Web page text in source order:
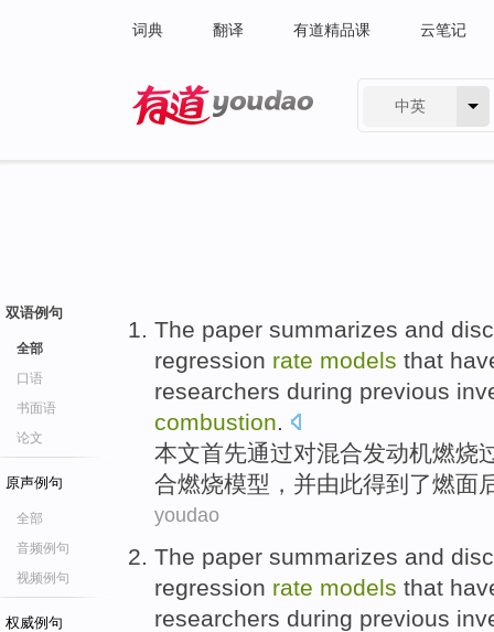
词典 翻译 有道精品课 云笔记
中英
双语例句
全部
口语
书面语
论文
原声例句
全部
音频例句
视频例句
权威例句
The paper summarizes and
regression rate models that
researchers during previous
combustion.
本文首先通过对混合发动机燃烧
合燃烧模型 ，并由此得到 了燃面
youdao
The paper summarizes and
regression rate models that
researchers during previous